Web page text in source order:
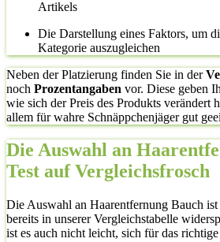
Artikels
Die Darstellung eines Faktors, um
Kategorie auszugleichen
Neben der Platzierung finden Sie in der
noch Prozentangaben vor. Diese geben
wie sich der Preis des Produkts verändert
allem für wahre Schnäppchenjäger gut
Die Auswahl an
Test auf Vergleichsfrosch
Die Auswahl an Haarentfernung Bauch ist
bereits in unserer Vergleichstabelle
ist es auch nicht leicht, sich für das